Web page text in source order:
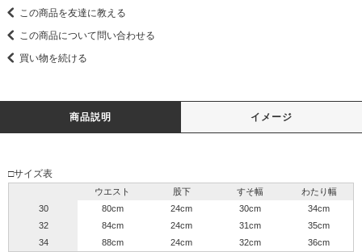
この商品を友達に教える
この商品について問い合わせる
買い物を続ける
商品説明 イメージ
□サイズ表
ウエスト 股下 すそ幅
わたり幅
30
80cm 24cm 30cm
34cm
32
84cm 24cm 31cm
35cm
34
88cm 24cm 32cm 36cm